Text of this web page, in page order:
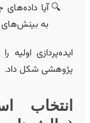
آیا داده‌های
به بینش‌های
اولیه را
شکل داد.